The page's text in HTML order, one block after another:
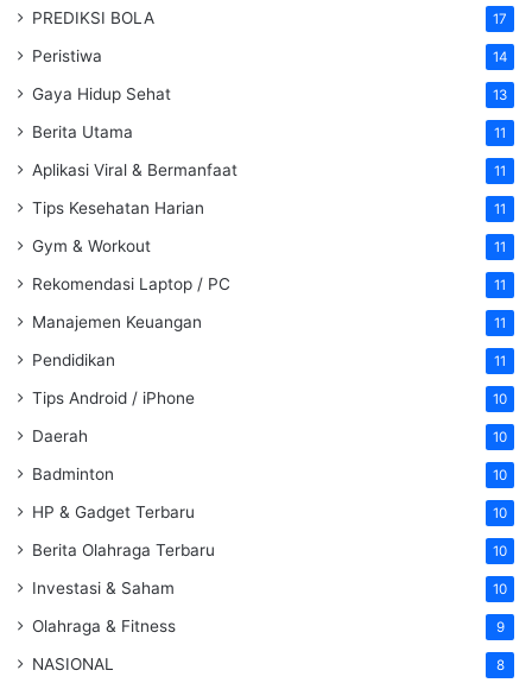
PREDIKSI BOLA 17
Peristiwa 14
Gaya Hidup Sehat 13
Berita Utama 11
Aplikasi Viral & Bermanfaat 11
Tips Kesehatan Harian 11
Gym & Workout 11
Rekomendasi Laptop / PC 11
Manajemen Keuangan 11
Pendidikan 11
Tips Android / iPhone 10
Daerah 10
Badminton 10
HP & Gadget Terbaru 10
Berita Olahraga Terbaru 10
Investasi & Saham 10
Olahraga & Fitness 9
NASIONAL 8